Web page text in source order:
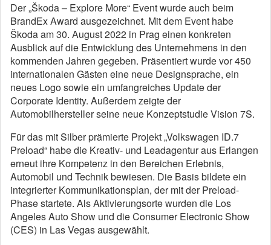
Der „Škoda – Explore More“ Event wurde auch beim
BrandEx Award ausgezeichnet. Mit dem Event habe
Škoda am 30. August 2022 in Prag einen konkreten
Ausblick auf die Entwicklung des Unternehmens in den
kommenden Jahren gegeben. Präsentiert wurde vor 450
internationalen Gästen eine neue Designsprache, ein
neues Logo sowie ein umfangreiches Update der
Corporate Identity. Außerdem zeigte der
Automobilhersteller seine neue Konzeptstudie Vision 7S.
Für das mit Silber prämierte Projekt „Volkswagen ID.7
Preload“ habe die Kreativ- und Leadagentur aus Erlangen
erneut ihre Kompetenz in den Bereichen Erlebnis,
Automobil und Technik bewiesen. Die Basis bildete ein
integrierter Kommunikationsplan, der mit der Preload-
Phase startete. Als Aktivierungsorte wurden die Los
Angeles Auto Show und die Consumer Electronic Show
(CES) in Las Vegas ausgewählt.